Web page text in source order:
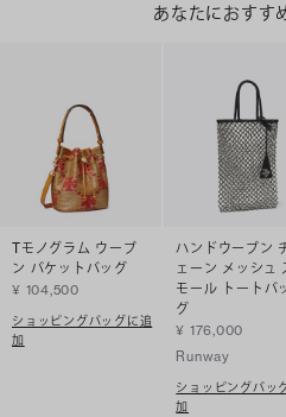
あなたにおすす
Tモノグラム ウーブ
ン バケットバッグ
¥ 104,500
ショッピングバッグに追
加
ハンドウーブン
ェーン メッシュ
モール トートバ
グ
¥ 176,000
Runway
ショッピングバッ
加